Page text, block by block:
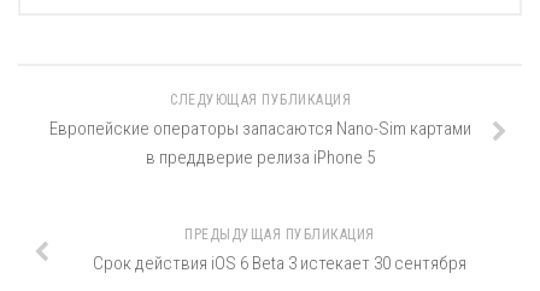
СЛЕДУЮЩАЯ ПУБЛИКАЦИЯ
Европейские операторы запасаются Nano-Sim картами
в преддверие релиза iPhone 5
ПРЕДЫДУЩАЯ ПУБЛИКАЦИЯ
Срок действия iOS 6 Beta 3 истекает 30 сентября